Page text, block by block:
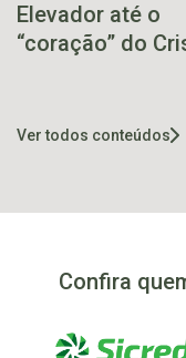
Elevador até o
“coração” do
operar em julho
Ver todos conteúdos
Confira